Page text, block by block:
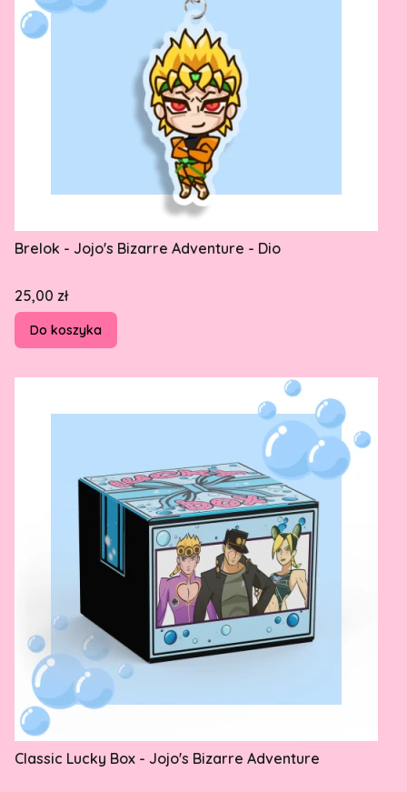
Brelok - Jojo's Bizarre Adventure - Dio
Cena
25,00 zł
Do koszyka
Classic Lucky Box - Jojo's Bizarre Adventure